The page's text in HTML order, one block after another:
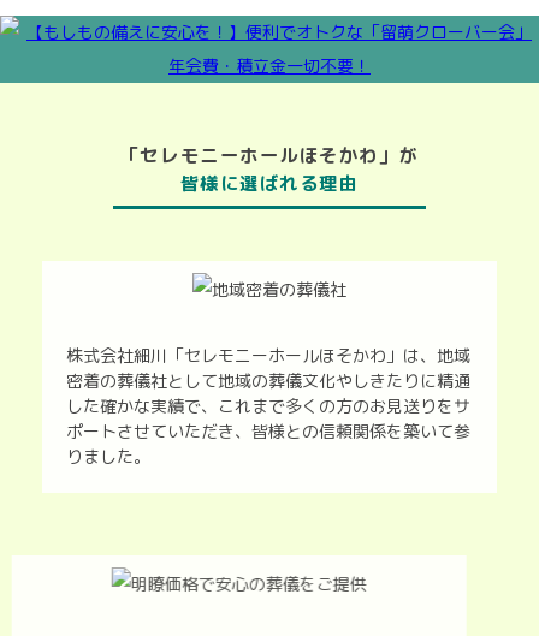
「セレモニーホールほそかわ」が
皆様に選ばれる理由
株式会社細川「セレモニーホールほそかわ」は、地域
密着の葬儀社として地域の葬儀文化やしきたりに精通
した確かな実績で、これまで多くの方のお見送りをサ
ポートさせていただき、皆様との信頼関係を築いて参
りました。